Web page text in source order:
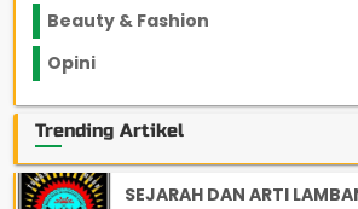
Beauty & Fashion
Opini
Trending Artikel
SEJARAH DAN ARTI